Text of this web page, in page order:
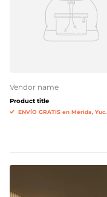
Vendor name
Product title
ENVÍO GRATIS en Mérida, Yuc.